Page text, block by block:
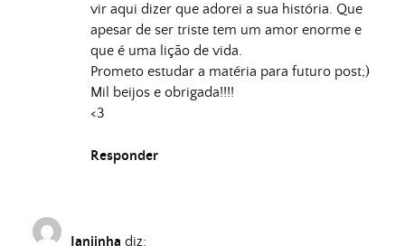
vir aqui dizer que adorei a sua história. Que
apesar de ser triste tem um amor enorme e
que é uma lição de vida.
Prometo estudar a matéria para futuro post;)
Mil beijos e obrigada!!!!
<3
Responder
Janjinha diz: